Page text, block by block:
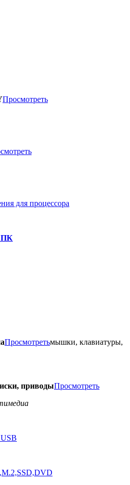
Просмотреть
для процессора
ПК
Просмотретьмышки, клавиатуры,
приводыПросмотреть